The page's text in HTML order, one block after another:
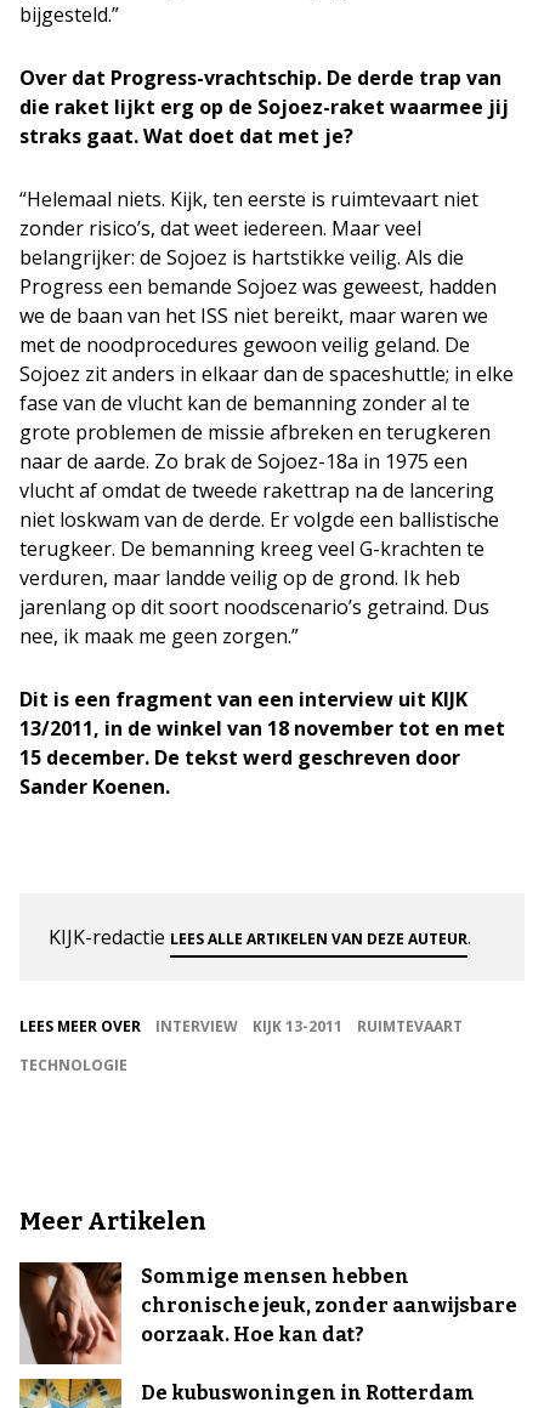
bijgesteld.”
Over dat Progress-vrachtschip. De derde trap van
die raket lijkt erg op de Sojoez-raket waarmee jij
straks gaat. Wat doet dat met je?
“Helemaal niets. Kijk, ten eerste is ruimtevaart niet
zonder risico’s, dat weet iedereen. Maar veel
belangrijker: de Sojoez is hartstikke veilig. Als die
Progress een bemande Sojoez was geweest, hadden
we de baan van het ISS niet bereikt, maar waren we
met de noodprocedures gewoon veilig geland. De
Sojoez zit anders in elkaar dan de spaceshuttle; in elke
fase van de vlucht kan de bemanning zonder al te
grote problemen de missie afbreken en terugkeren
naar de aarde. Zo brak de Sojoez-18a in 1975 een
vlucht af omdat de tweede rakettrap na de lancering
niet loskwam van de derde. Er volgde een ballistische
terugkeer. De bemanning kreeg veel G-krachten te
verduren, maar landde veilig op de grond. Ik heb
jarenlang op dit soort noodscenario’s getraind. Dus
nee, ik maak me geen zorgen.”
Dit is een fragment van een interview uit KIJK
13/2011, in de winkel van 18 november tot en met
15 december. De tekst werd geschreven door
Sander Koenen.
KIJK-redactie LEES ALLE ARTIKELEN VAN DEZE AUTEUR.
LEES MEER OVER INTERVIEW KIJK 13-2011
RUIMTEVAART
TECHNOLOGIE
Meer Artikelen
Sommige mensen hebben
chronische jeuk, zonder aanwijsbare
oorzaak. Hoe kan dat?
De kubuswoningen in Rotterdam